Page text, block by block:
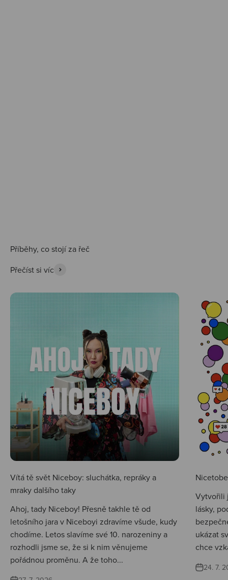
Přečíst si víc
Vítá tě svět Niceboy: sluchátka, repráky a
mraky dalšího taky
Ahoj, tady Niceboy! Přesně takhle tě od
letošního jara v Niceboyi zdravíme všude, kudy
chodíme. Letos slavíme své 10. narozeniny a
rozhodli jsme se, že si k nim věnujeme
pořádnou proměnu. A že toho...
Vytvořili
lásky,
ukázat
chce
24. 7.